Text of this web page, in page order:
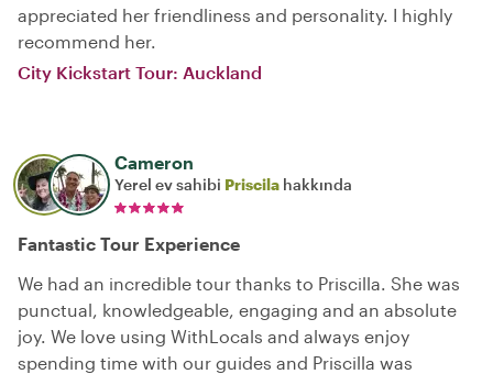
appreciated her friendliness and personality. I highly
recommend her.
City Kickstart Tour: Auckland
Cameron
Yerel ev sahibi Priscila hakkında
Fantastic Tour Experience
We had an incredible tour thanks to Priscilla. She was
punctual, knowledgeable, engaging and an absolute
joy. We love using WithLocals and always enjoy
spending time with our guides and Priscilla was